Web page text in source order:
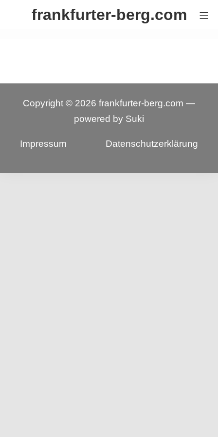
frankfurter-berg.com
Copyright © 2026 frankfurter-berg.com —
powered by Suki
Impressum Datenschutzerklärung